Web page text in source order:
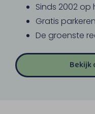
Sinds 2002
Gratis
De groenste
Bekijk